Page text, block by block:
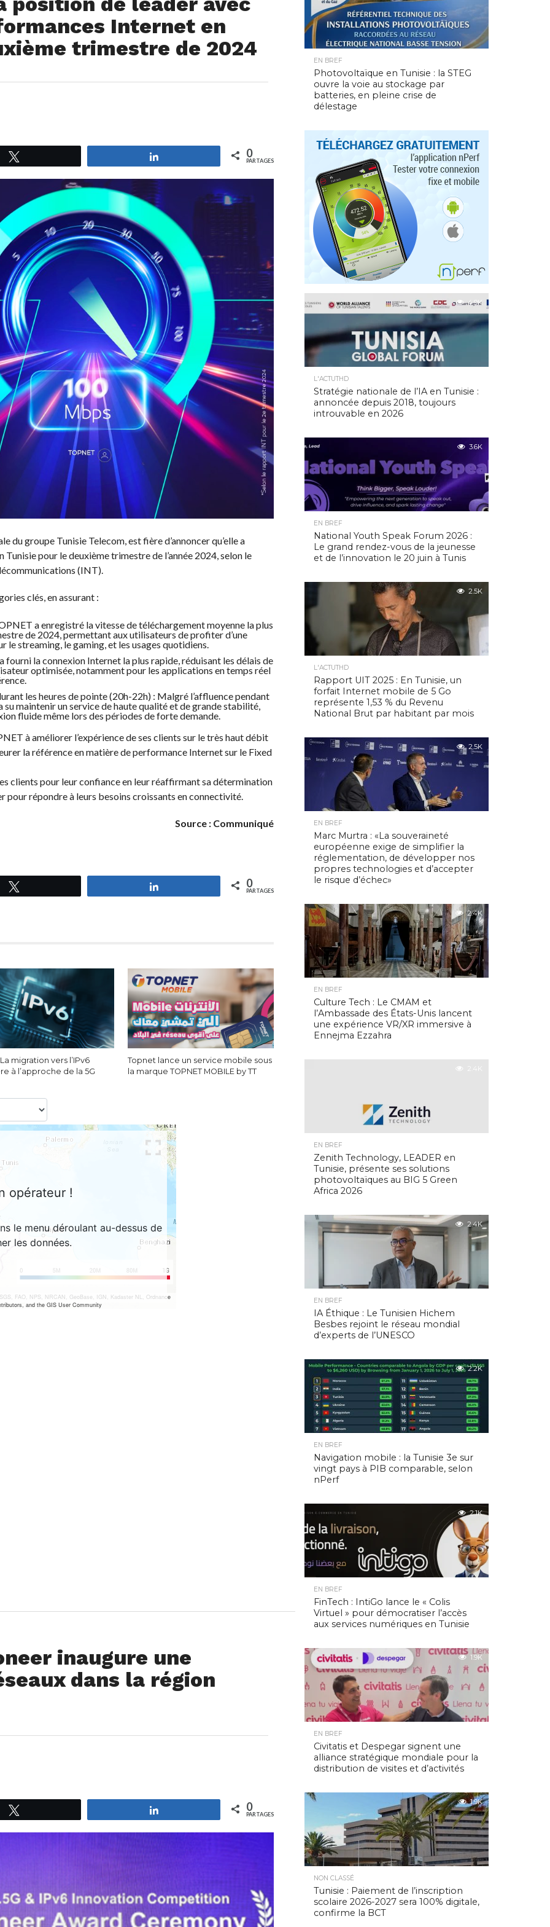
Internet en
trimestre de 2024
0
PARTAGES
du groupe Tunisie Telecom, est fière d’annoncer qu’elle a
pour le deuxième trimestre de l’année 2024, selon le
(INT).
clés, en assurant :
a enregistré la vitesse de téléchargement moyenne la plus
de 2024, permettant aux utilisateurs de profiter d’une
streaming, le gaming, et les usages quotidiens.
fourni la connexion Internet la plus rapide, réduisant les délais de
optimisée, notamment pour les applications en temps réel
les heures de pointe (20h-22h) : Malgré l’affluence pendant
su maintenir un service de haute qualité et de grande stabilité,
fluide même lors des périodes de forte demande.
à améliorer l’expérience de ses clients sur le très haut débit
la référence en matière de performance Internet sur le Fixed
clients pour leur confiance en leur réaffirmant sa détermination
pour répondre à leurs besoins croissants en connectivité.
Source : Communiqué
0
PARTAGES
migration vers l’IPv6
à l’approche de la 5G
Topnet lance un service mobile sous
la marque TOPNET MOBILE by TT
inaugure une
dans la région
0
PARTAGES
EN BREF
Photovoltaïque en Tunisie : la STEG
ouvre la voie au stockage par
batteries, en pleine crise de
délestage
4.9K
L'ACTUTHD
Stratégie nationale de l’IA en Tunisie :
annoncée depuis 2018, toujours
introuvable en 2026
3.6K
EN BREF
National Youth Speak Forum 2026 :
Le grand rendez-vous de la jeunesse
et de l’innovation le 20 juin à Tunis
2.5K
L'ACTUTHD
Rapport UIT 2025 : En Tunisie, un
forfait Internet mobile de 5 Go
représente 1,53 % du Revenu
National Brut par habitant par mois
2.5K
EN BREF
Marc Murtra : «La souveraineté
européenne exige de simplifier la
réglementation, de développer nos
propres technologies et d’accepter
le risque d’échec»
2.4K
EN BREF
Culture Tech : Le CMAM et
l’Ambassade des États-Unis lancent
une expérience VR/XR immersive à
Ennejma Ezzahra
2.4K
EN BREF
Zenith Technology, LEADER en
Tunisie, présente ses solutions
photovoltaïques au BIG 5 Green
Africa 2026
2.4K
EN BREF
IA Éthique : Le Tunisien Hichem
Besbes rejoint le réseau mondial
d’experts de l’UNESCO
2.2K
EN BREF
Navigation mobile : la Tunisie 3e sur
vingt pays à PIB comparable, selon
nPerf
2.1K
EN BREF
FinTech : IntiGo lance le « Colis
Virtuel » pour démocratiser l’accès
aux services numériques en Tunisie
1.9K
EN BREF
Civitatis et Despegar signent une
alliance stratégique mondiale pour la
distribution de visites et d’activités
1.9K
NON CLASSÉ
Tunisie : Paiement de l’inscription
scolaire 2026-2027 sera 100% digitale,
confirme la BCT